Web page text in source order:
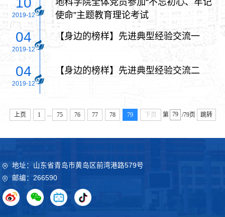
2019-12
使命”主题教育理论考试
04
2019-12
【身边的榜样】先进典型经验交流一
04
2019-12
【身边的榜样】先进典型经验交流二
上页 1 75 76 77 78 79 下页 第 /79页 跳转
地址：山东省青岛市黄岛区前湾港路579号
邮编：266590